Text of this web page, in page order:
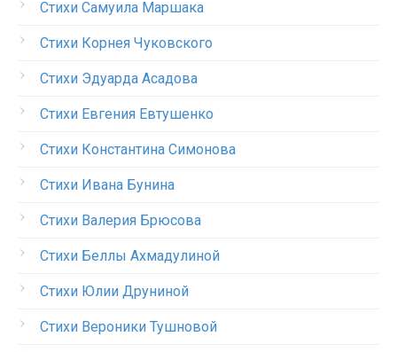
Стихи Самуила Маршака
Стихи Корнея Чуковского
Стихи Эдуарда Асадова
Стихи Евгения Евтушенко
Стихи Константина Симонова
Стихи Ивана Бунина
Стихи Валерия Брюсова
Стихи Беллы Ахмадулиной
Стихи Юлии Друниной
Стихи Вероники Тушновой